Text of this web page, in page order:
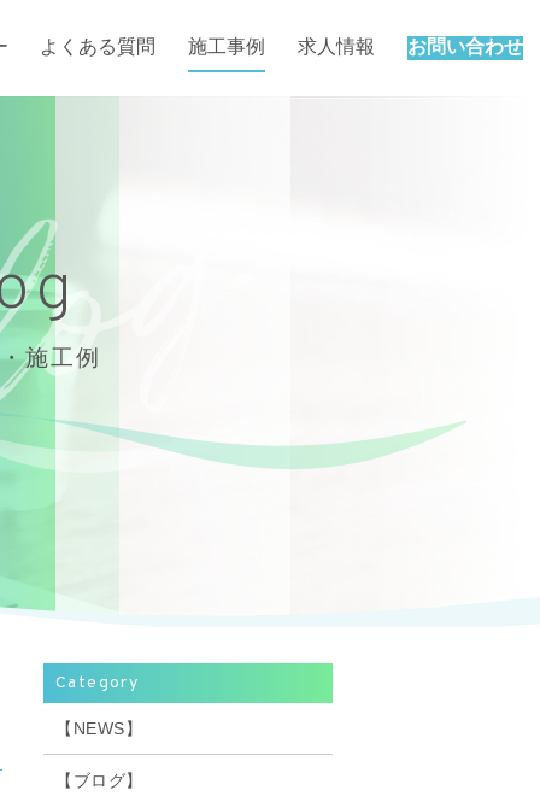
よくある質問 施工事例 求人情報 お問い合わせ
施工例
Category
【NEWS】
【ブログ】